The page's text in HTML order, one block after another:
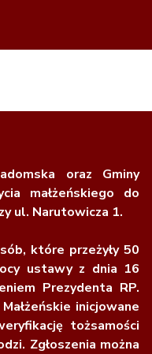
oraz Gminy
małżeńskiego do
ul. Narutowicza 1.
które przeżyły 50
ustawy z dnia 16
Prezydenta RP.
inicjowane
tożsamości
Zgłoszenia można